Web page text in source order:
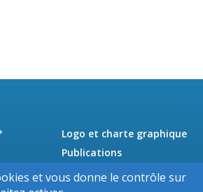
Logo et charte graphique
Publications
Presse
et vous donne le contrôle sur